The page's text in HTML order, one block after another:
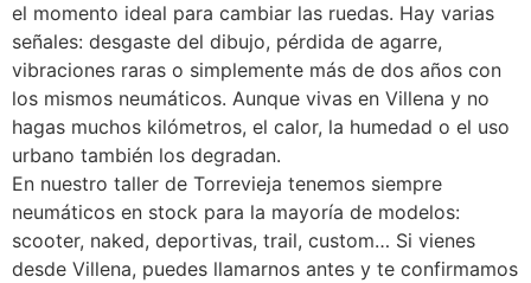
el momento ideal para cambiar las ruedas. Hay varias
señales: desgaste del dibujo, pérdida de agarre,
vibraciones raras o simplemente más de dos años con
los mismos neumáticos. Aunque vivas en Villena y no
hagas muchos kilómetros, el calor, la humedad o el uso
urbano también los degradan.
En nuestro taller de Torrevieja tenemos siempre
neumáticos en stock para la mayoría de modelos:
scooter, naked, deportivas, trail, custom… Si vienes
desde Villena, puedes llamarnos antes y te confirmamos